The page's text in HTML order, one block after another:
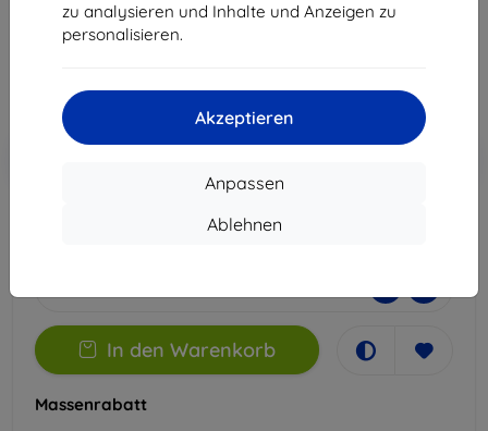
zu analysieren und Inhalte und Anzeigen zu
personalisieren.
Akzeptieren
Anpassen
Ablehnen
14,90 €
13,41 €
ohne MWSt11,27 €
Rabatt mit Gutschein
In den
In den Warenkorb
Massenrabatt